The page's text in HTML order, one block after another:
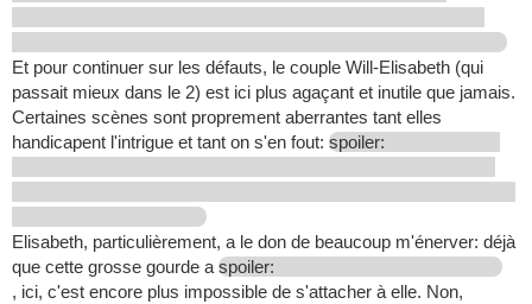
Et pour continuer sur les défauts, le couple Will-Elisabeth (qui
passait mieux dans le 2) est ici plus agaçant et inutile que jamais.
Certaines scènes sont proprement aberrantes tant elles
handicapent l'intrigue et tant on s'en fout: spoiler:
Elisabeth, particulièrement, a le don de beaucoup m'énerver: déjà
que cette grosse gourde a spoiler:
, ici, c'est encore plus impossible de s'attacher à elle. Non,